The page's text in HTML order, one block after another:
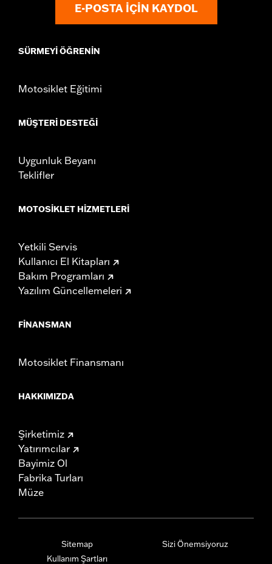
E-POSTA IÇIN KAYDOL
SÜRMEYI ÖĞRENIN
Motosiklet Eğitimi
MÜŞTERI DESTEĞI
Uygunluk Beyanı
Teklifler
MOTOSIKLET HIZMETLERI
Yetkili Servis
Kullanıcı El Kitapları
Bakım Programları
Yazılım Güncellemeleri
FINANSMAN
Motosiklet Finansmanı
HAKKIMIZDA
Şirketimiz
Yatırımcılar
Bayimiz Ol
Fabrika Turları
Müze
Sitemap
Kullanım Şartları
Sizi Önemsiyoruz